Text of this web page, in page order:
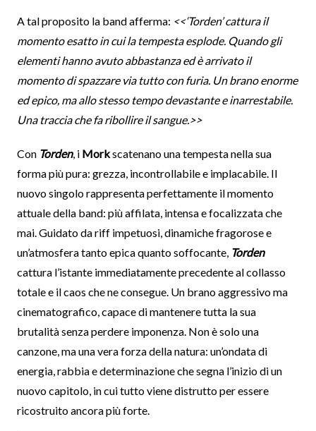
A tal proposito la band afferma: <<‘Torden’ cattura il
momento esatto in cui la tempesta esplode. Quando gli
elementi hanno avuto abbastanza ed è arrivato il
momento di spazzare via tutto con furia. Un brano enorme
ed epico, ma allo stesso tempo devastante e inarrestabile.
Una traccia che fa ribollire il sangue.>>
Con Torden, i Morkscatenano una tempesta nella sua
forma più pura: grezza, incontrollabile e implacabile. Il
nuovo singolo rappresenta perfettamente il momento
attuale della band: più affilata, intensa e focalizzata che
mai. Guidato da riff impetuosi, dinamiche fragorose e
un’atmosfera tanto epica quanto soffocante, Torden
cattura l’istante immediatamente precedente al collasso
totale e il caos che ne consegue. Un brano aggressivo ma
cinematografico, capace di mantenere tutta la sua
brutalità senza perdere imponenza. Non è solo una
canzone, ma una vera forza della natura: un’ondata di
energia, rabbia e determinazione che segna l’inizio di un
nuovo capitolo, in cui tutto viene distrutto per essere
ricostruito ancora più forte.